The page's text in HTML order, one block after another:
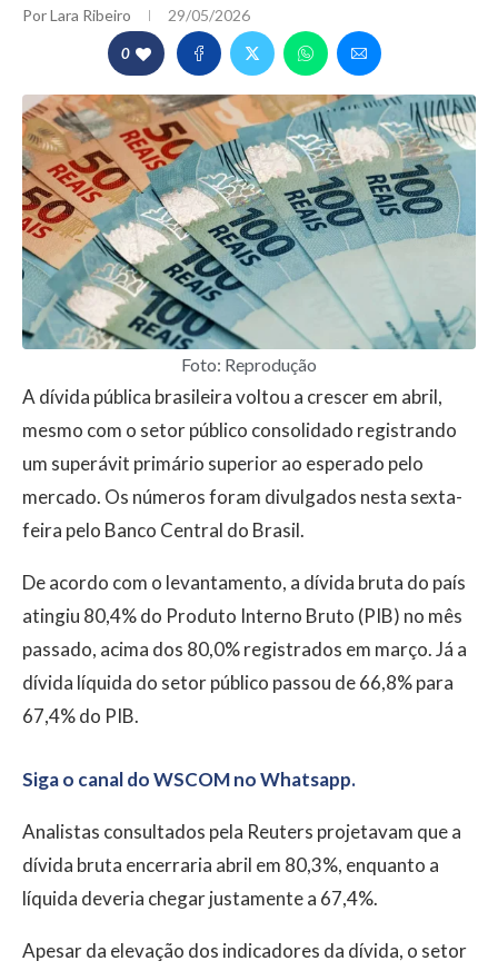
PorLara Ribeiro 29/05/2026
0
Foto: Reprodução
A dívida pública brasileira voltou a crescer em abril,
mesmo com o setor público consolidado registrando
um superávit primário superior ao esperado pelo
mercado. Os números foram divulgados nesta sexta-
feira pelo Banco Central do Brasil.
De acordo com o levantamento, a dívida bruta do país
atingiu 80,4% do Produto Interno Bruto (PIB) no mês
passado, acima dos 80,0% registrados em março. Já a
dívida líquida do setor público passou de 66,8% para
67,4% do PIB.
Siga o canal do WSCOM no Whatsapp.
Analistas consultados pela Reuters projetavam que a
dívida bruta encerraria abril em 80,3%, enquanto a
líquida deveria chegar justamente a 67,4%.
Apesar da elevação dos indicadores da dívida, o setor